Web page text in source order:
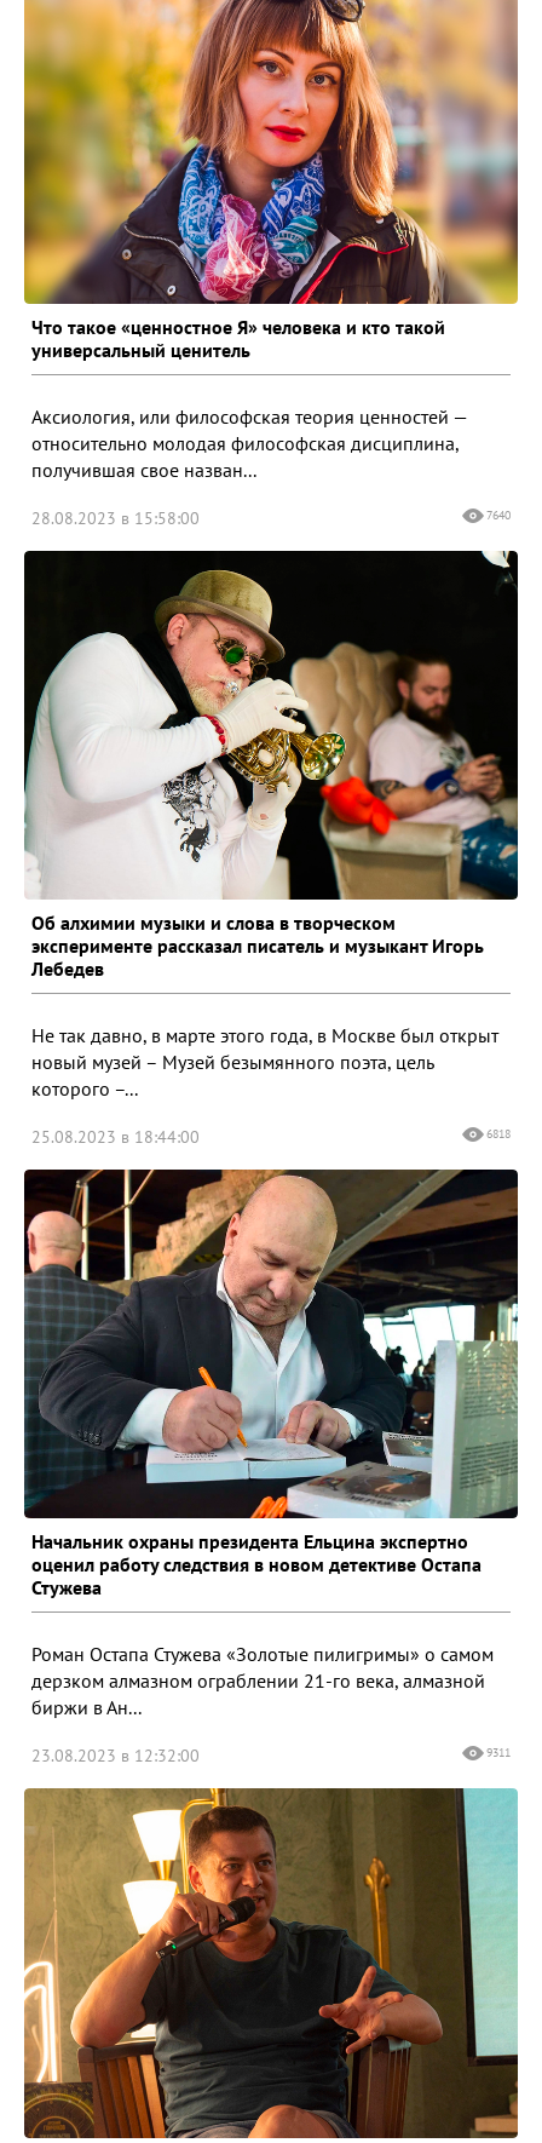
Что такое «ценностное Я» человека и кто такой
универсальный ценитель
Аксиология, или философская теория ценностей —
относительно молодая философская дисциплина,
получившая свое назван...
28.08.2023 в 15:58:00 7640
Об алхимии музыки и слова в творческом
эксперименте рассказал писатель и музыкант Игорь
Лебедев
Не так давно, в марте этого года, в Москве был открыт
новый музей – Музей безымянного поэта, цель
которого –...
25.08.2023 в 18:44:00 6818
Начальник охраны президента Ельцина экспертно
оценил работу следствия в новом детективе Остапа
Стужева
Роман Остапа Стужева «Золотые пилигримы» о самом
дерзком алмазном ограблении 21-го века, алмазной
биржи в Ан...
23.08.2023 в 12:32:00 9311